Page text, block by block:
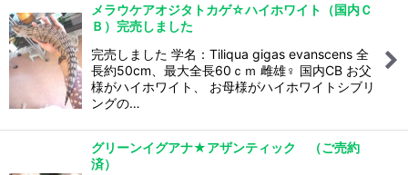
絞り込む
メラウケアオジタトカゲ☆ハイホワイト（国内Ｃ
Ｂ）完売しました
完売しました 学名：Tiliqua gigas evanscens 全
長約50cm、最大全長60ｃｍ 雌雄♀ 国内CB お父
様がハイホワイト、 お母様がハイホワイトシブリ
ングの…
グリーンイグアナ★アザンティック （ご売約
済）